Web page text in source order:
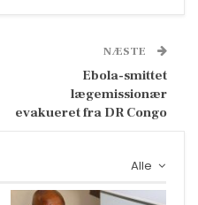
NÆSTE
Ebola-smittet
lægemissionær
evakueret fra DR Congo
Alle